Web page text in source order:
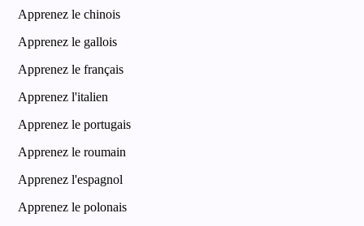
Apprenez le chinois
Apprenez le gallois
Apprenez le français
Apprenez l'italien
Apprenez le portugais
Apprenez le roumain
Apprenez l'espagnol
Apprenez le polonais